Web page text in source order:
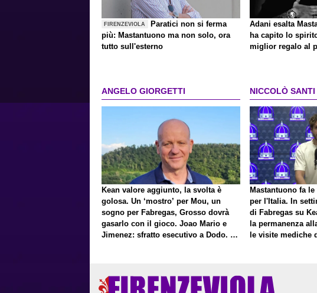
FIRENZEVIOLA
Paratici non si ferma
più: Mastantuono ma non solo, ora
tutto sull'esterno
Adani esalta
ha capito lo
miglior regalo al
ANGELO GIORGETTI
Kean valore aggiunto, la svolta è
golosa. Un ‘mostro’ per Mou, un
sogno per Fabregas, Grosso dovrà
gasarlo con il gioco. Joao Mario e
Jimenez: sfratto esecutivo a Dodo. E
NICCOLÒ SANTI
Mastantuono fa
per l'Italia. In
di Fabregas su
la permanenza
le visite mediche